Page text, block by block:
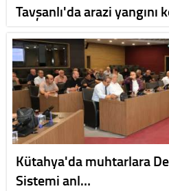
Tavşanlı'da arazi yangını
Kütahya'da muhtarlara
Sistemi anl…